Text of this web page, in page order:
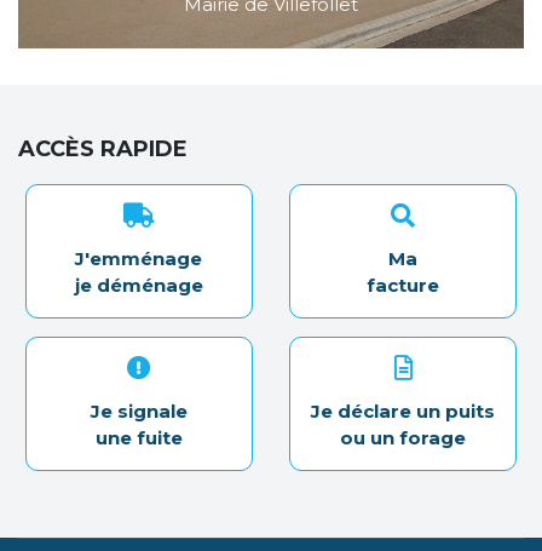
Mairie de Villefollet
ACCÈS RAPIDE
J'emménage
je déménage
Ma
facture
Je signale
une fuite
Je déclare un puits
ou un forage